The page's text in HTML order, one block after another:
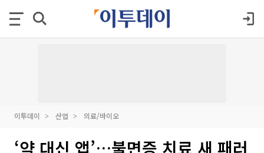
이투데이 산업 의료/바이오
‘약 대신 앱’…불면증 치료 새 패러